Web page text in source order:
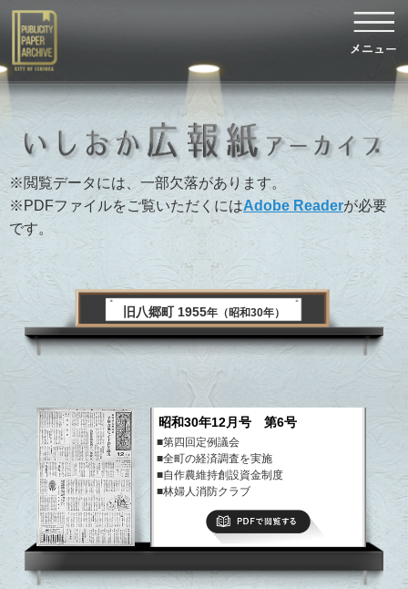
※閲覧データには、一部欠落があります。
※PDFファイルをご覧いただくにはAdobe Readerが必要
です。
旧八郷町 1955年（昭和30年）
昭和30年12月号 第6号
■第四回定例議会
■全町の経済調査を実施
■自作農維持創設資金制度
■林婦人消防クラブ
PDFで閲覧する